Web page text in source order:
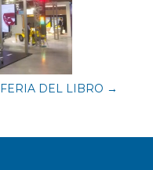
FERIA DEL LIBRO →